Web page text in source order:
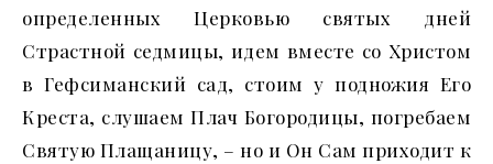
определенных Церковью святых дней
Страстной седмицы, идем вместе со Христом
в Гефсиманский сад, стоим у подножия Его
Креста, слушаем Плач Богородицы, погребаем
Святую Плащаницу, – но и Он Сам приходит к